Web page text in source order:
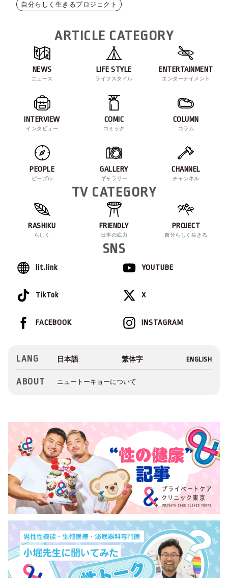
自分らしく生きるプロジェクト
ARTICLE CATEGORY
NEWS
ニュース
LIFE STYLE
ライフスタイル
ENTERTAINMENT
エンターテイメント
INTERVIEW
インタビュー
COMIC
コミック
COLUMN
コラム
PEOPLE
ピープル
GALLERY
ギャラリー
CHANNEL
チャンネル
TV CATEGORY
RASHIKU
らしく
FRIENDLY
日本の底力
PROJECT
自分らしく生きる
SNS
lit.link YOUTUBE
TikTok X
INSTAGRAM
FACEBOOK
LANG
ABOUT ニュートーキョーについて